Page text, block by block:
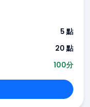
5 點
20 點
100分